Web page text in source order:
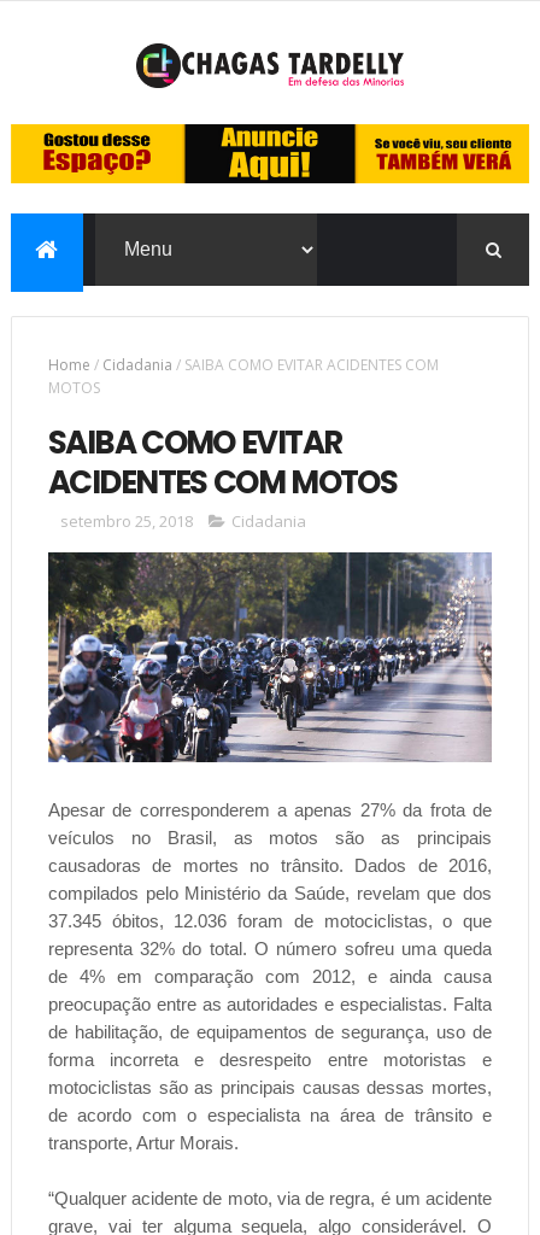
Home / Cidadania / SAIBA COMO EVITAR ACIDENTES COM
MOTOS
SAIBA COMO EVITAR
ACIDENTES COM MOTOS
setembro 25, 2018 Cidadania
Apesar de corresponderem a apenas 27% da frota de
veículos no Brasil, as motos são as principais
causadoras de mortes no trânsito. Dados de 2016,
compilados pelo Ministério da Saúde, revelam que dos
37.345 óbitos, 12.036 foram de motociclistas, o que
representa 32% do total. O número sofreu uma queda
de 4% em comparação com 2012, e ainda causa
preocupação entre as autoridades e especialistas. Falta
de habilitação, de equipamentos de segurança, uso de
forma incorreta e desrespeito entre motoristas e
motociclistas são as principais causas dessas mortes,
de acordo com o especialista na área de trânsito e
transporte, Artur Morais.
“Qualquer acidente de moto, via de regra, é um acidente
grave, vai ter alguma sequela, algo considerável. O